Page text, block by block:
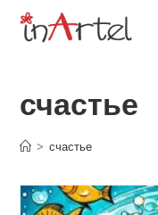
Перейти
счастье
> счастье